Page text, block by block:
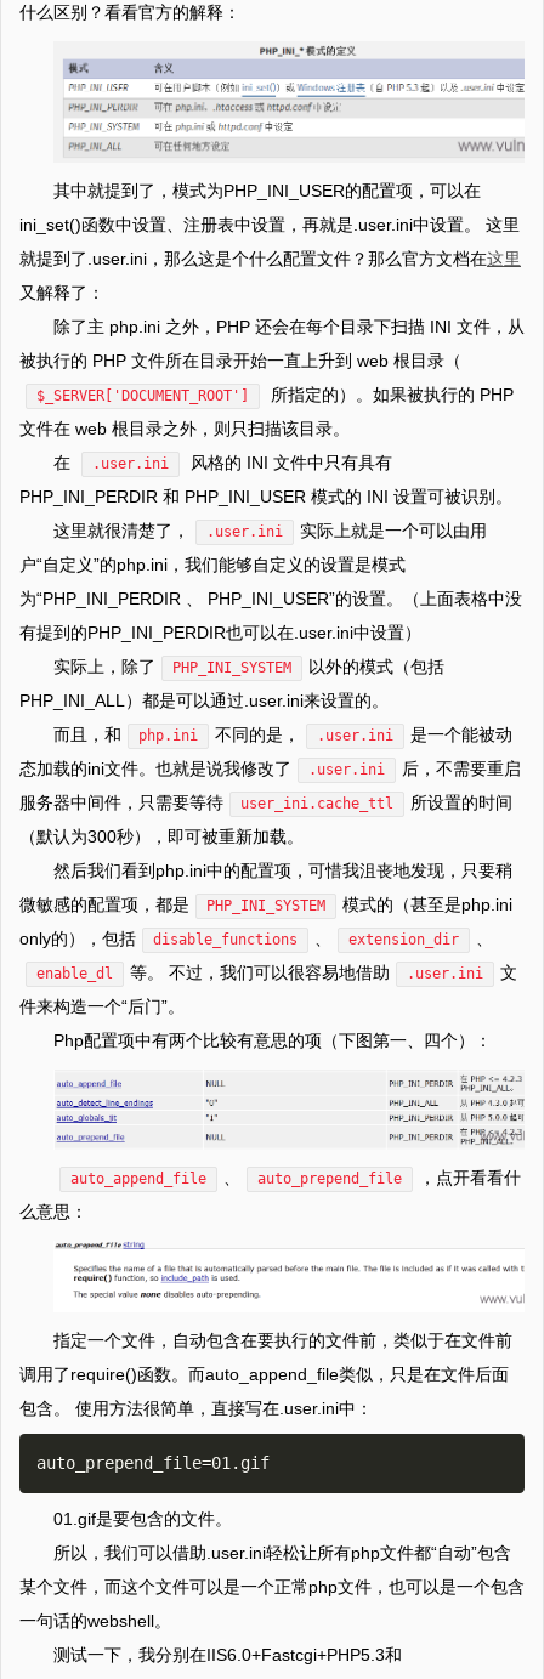
什么区别？看看官方的解释：
其中就提到了，模式为PHP_INI_USER的配置项，可以在
ini_set()函数中设置、注册表中设置，再就是.user.ini中设置。 这里
就提到了.user.ini，那么这是个什么配置文件？那么官方文档在这里
又解释了：
除了主 php.ini 之外，PHP 还会在每个目录下扫描 INI 文件，从
被执行的 PHP 文件所在目录开始一直上升到 web 根目录（
$_SERVER['DOCUMENT_ROOT']
所指定的）。如果被执行的 PHP
文件在 web 根目录之外，则只扫描该目录。
在
.user.ini
风格的 INI 文件中只有具有
PHP_INI_PERDIR 和 PHP_INI_USER 模式的 INI 设置可被识别。
这里就很清楚了，
.user.ini
实际上就是一个可以由用
户“自定义”的php.ini，我们能够自定义的设置是模式
为“PHP_INI_PERDIR 、 PHP_INI_USER”的设置。（上面表格中没
有提到的PHP_INI_PERDIR也可以在.user.ini中设置）
实际上，除了
PHP_INI_SYSTEM
以外的模式（包括
PHP_INI_ALL）都是可以通过.user.ini来设置的。
而且，和
php.ini 不同的是， .user.ini
是一个能被动
态加载的ini文件。也就是说我修改了
.user.ini
后，不需要重启
服务器中间件，只需要等待
user_ini.cache_ttl
所设置的时间
（默认为300秒），即可被重新加载。
然后我们看到php.ini中的配置项，可惜我沮丧地发现，只要稍
微敏感的配置项，都是
PHP_INI_SYSTEM
模式的（甚至是php.ini
only的），包括
disable_functions 、 extension_dir 、
enable_dl 等。 不过，我们可以很容易地借助 .user.ini
文
件来构造一个“后门”。
Php配置项中有两个比较有意思的项（下图第一、四个）：
auto_append_file auto_prepend_file
，点开看看什
么意思：
指定一个文件，自动包含在要执行的文件前，类似于在文件前
调用了require()函数。而auto_append_file类似，只是在文件后面
包含。 使用方法很简单，直接写在.user.ini中：
01.gif是要包含的文件。
所以，我们可以借助.user.ini轻松让所有php文件都“自动”包含
某个文件，而这个文件可以是一个正常php文件，也可以是一个包含
一句话的webshell。
测试一下，我分别在IIS6.0+Fastcgi+PHP5.3和